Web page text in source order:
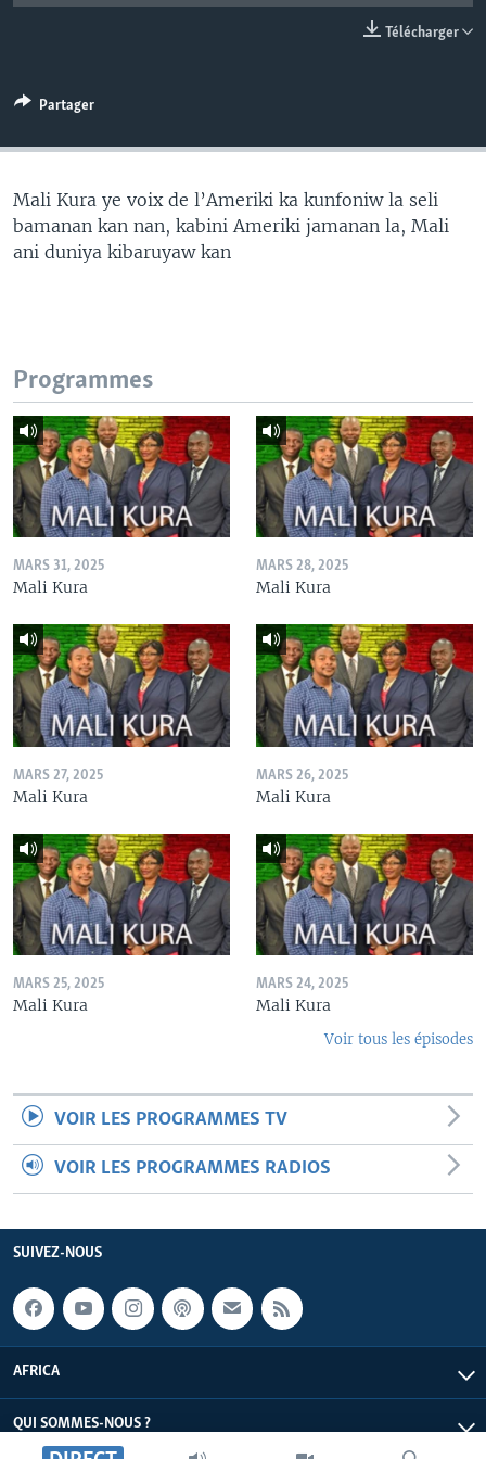
Télécharger
Partager
Mali Kura ye voix de l’Ameriki ka kunfoniw la seli
bamanan kan nan, kabini Ameriki jamanan la, Mali
ani duniya kibaruyaw kan
Programmes
MARS 31, 2025
Mali Kura
MARS 28, 2025
Mali Kura
MARS 27, 2025
Mali Kura
MARS 26, 2025
Mali Kura
MARS 25, 2025
Mali Kura
MARS 24, 2025
Mali Kura
Voir tous les épisodes
VOIR LES PROGRAMMES TV
VOIR LES PROGRAMMES RADIOS
SUIVEZ-NOUS
AFRICA
QUI SOMMES-NOUS ?